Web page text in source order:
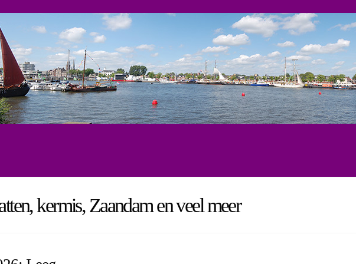
kermis, Zaandam en veel meer